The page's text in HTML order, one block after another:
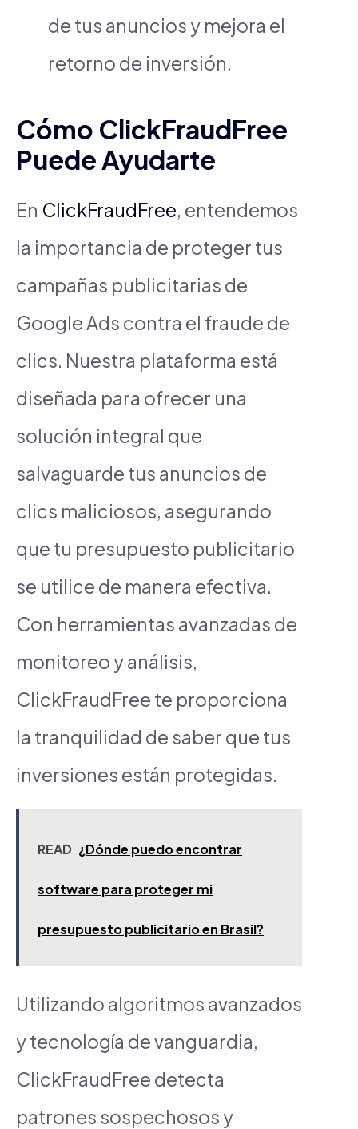
de tus anuncios y mejora el
retorno de inversión.
Cómo ClickFraudFree
Puede Ayudarte
En ClickFraudFree, entendemos
la importancia de proteger tus
campañas publicitarias de
Google Ads contra el fraude de
clics. Nuestra plataforma está
diseñada para ofrecer una
solución integral que
salvaguarde tus anuncios de
clics maliciosos, asegurando
que tu presupuesto publicitario
se utilice de manera efectiva.
Con herramientas avanzadas de
monitoreo y análisis,
ClickFraudFree te proporciona
la tranquilidad de saber que tus
inversiones están protegidas.
READ ¿Dónde puedo encontrar
software para proteger mi
presupuesto publicitario en Brasil?
Utilizando algoritmos avanzados
y tecnología de vanguardia,
ClickFraudFree detecta
patrones sospechosos y